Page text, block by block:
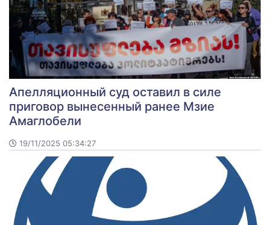
Апелляционный суд оставил в силе
приговор вынесенный ранее Мзие
Амаглобели
19/11/2025 05:34:27